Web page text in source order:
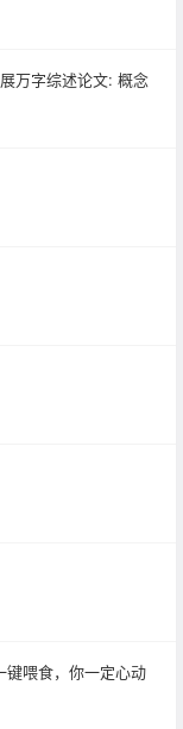
万字综述论文: 概念
键喂食，你一定心动